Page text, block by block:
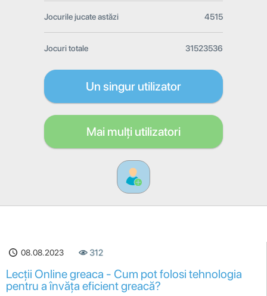
Jocurile jucate astăzi 4515
Jocuri totale 31523536
Un singur utilizator
Mai mulți utilizatori
08.08.2023 312
Lecții Online greaca - Cum pot folosi tehnologia
pentru a învăța eficient greacă?